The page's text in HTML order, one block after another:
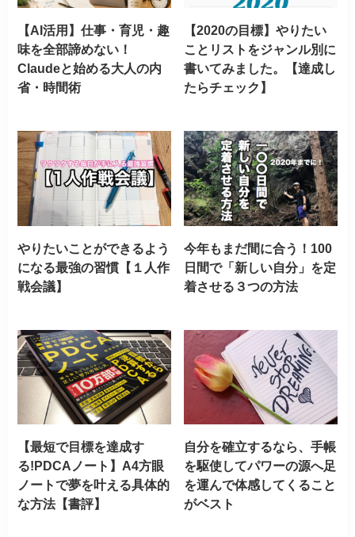
【AI活用】仕事・育児・趣
味を全部諦めない！
Claudeと始める大人の内
省・時間術
【2020の目標】やりたい
ことリストをジャンル別に
書いてみました。【達成し
たらチェック】
やりたいことができるよう
になる最強の習慣【１人作
戦会議】
今年もまだ間に合う！100
日間で「新しい自分」を定
着させる３つの方法
【最短で目標を達成す
る!PDCAノート】A4方眼
ノートで夢を叶える具体的
な方法【書評】
自分を確立するなら、手帳
を駆使してパワーの源へ足
を運んで体感してくること
がベスト